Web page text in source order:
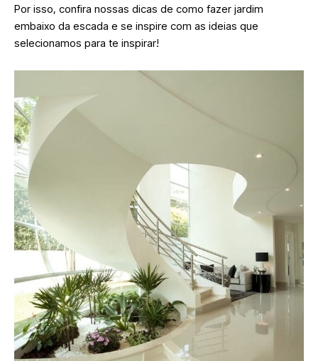
Por isso, confira nossas dicas de como fazer jardim
embaixo da escada e se inspire com as ideias que
selecionamos para te inspirar!